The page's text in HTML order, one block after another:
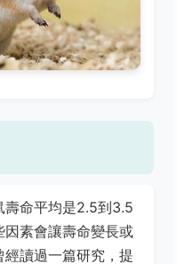
壽命平均是2.5到3.5
素會讓壽命變長或
讀過一篇研究，提